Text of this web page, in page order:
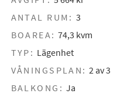
ANTAL RUM: 3
BOAREA: 74,3 kvm
TYP: Lägenhet
VÅNINGSPLAN: 2 av 3
BALKONG: Ja